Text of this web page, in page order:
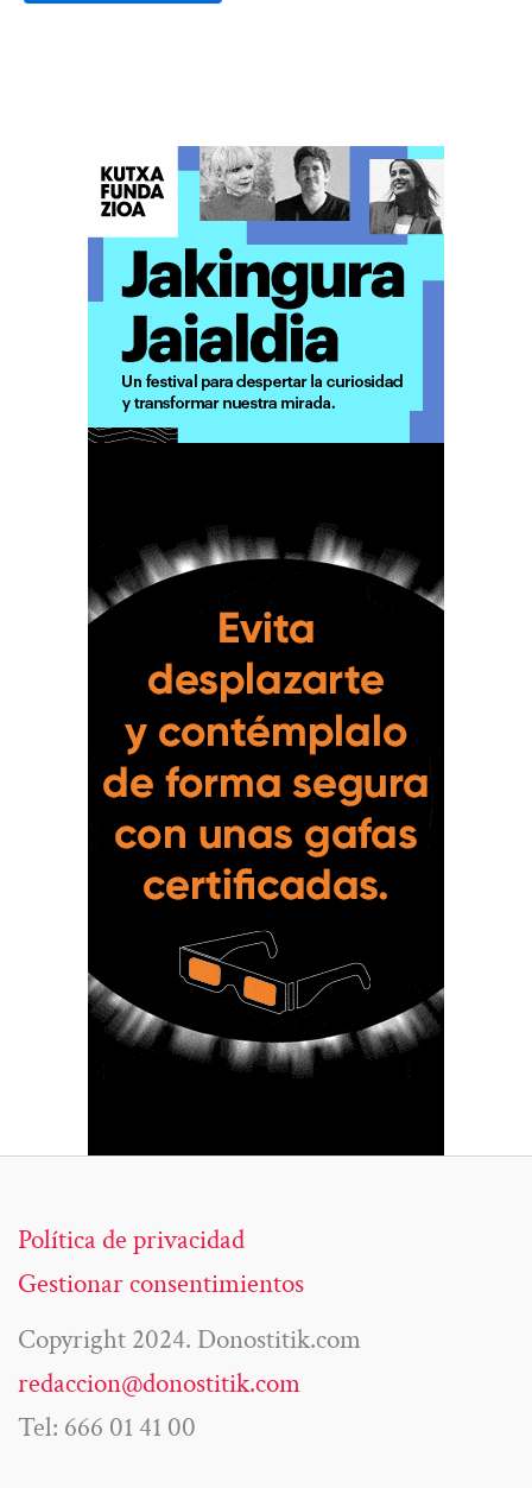
Política de privacidad
Gestionar consentimientos
Copyright 2024. Donostitik.com
redaccion@donostitik.com
Tel: 666 01 41 00